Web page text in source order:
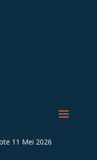
11 Mei 2026